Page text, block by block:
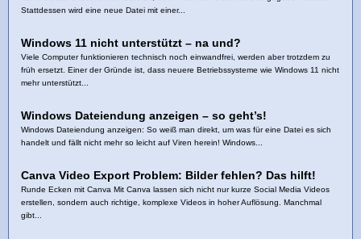
Stattdessen wird eine neue Datei mit einer...
Windows 11 nicht unterstützt – na und?
Viele Computer funktionieren technisch noch einwandfrei, werden aber trotzdem zu
früh ersetzt. Einer der Gründe ist, dass neuere Betriebssysteme wie Windows 11 nicht
mehr unterstützt...
Windows Dateiendung anzeigen – so geht’s!
Windows Dateiendung anzeigen: So weiß man direkt, um was für eine Datei es sich
handelt und fällt nicht mehr so leicht auf Viren herein! Windows...
Canva Video Export Problem: Bilder fehlen? Das hilft!
Runde Ecken mit Canva Mit Canva lassen sich nicht nur kurze Social Media Videos
erstellen, sondern auch richtige, komplexe Videos in hoher Auflösung. Manchmal
gibt...